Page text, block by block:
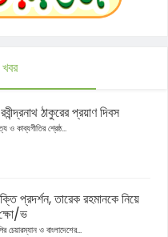
ঠাকুরের প্রয়াণ দিবস
ও কাব্যগীতির শ্রেষ্ঠ...
প্রদর্শন, তারেক রহমানকে নিয়ে
ভ
চেয়ারম্যান ও বাংলাদেশের...